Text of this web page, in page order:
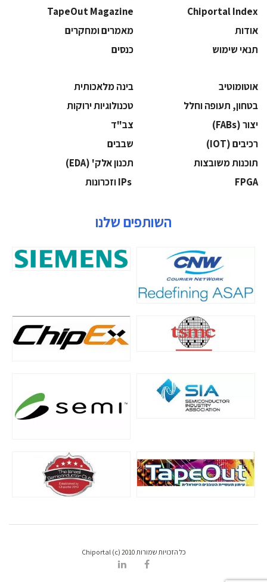
Chiportal Index
TapeOut Magazine
אודות
מאמרים ומחקרים
תנאי שימוש
כנסים
אוטומוטיב
בינה מלאכותית
בטחון, תעופה וחלל
‫טכנולוגיות ירוקות‬
‫יצור (‪(FABs‬‬
‫צב"ד‬
‫רכיבים‬ (IOT)
‫שבבים‬
‫תוכנות משובצות‬
‫תכנון אלק' (‪(EDA‬‬
‫‪FPGA‬‬
השותפים שלנו
כל הזכויות שמורות Chiportal (c) 2010